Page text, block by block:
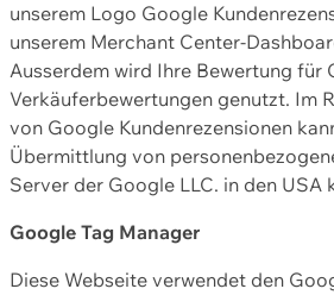
unserem Logo Google
unserem Merchant Center-
Ausserdem wird Ihre Bewertung für
Verkäuferbewertungen genutzt. Im
von Google Kundenrezensionen
Übermittlung von
Server der Google LLC. in den USA
Google Tag Manager
Diese Webseite verwendet den